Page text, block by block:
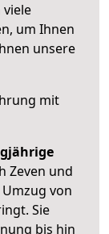
viele
um Ihnen
unsere
mit
Zeven und
von
Sie
bis hin